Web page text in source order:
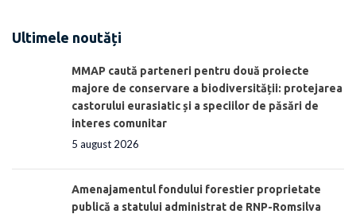
Ultimele noutăți
MMAP caută parteneri pentru două proiecte
majore de conservare a biodiversității: protejarea
castorului eurasiatic și a speciilor de păsări de
interes comunitar
5 august 2026
Amenajamentul fondului forestier proprietate
publică a statului administrat de RNP-Romsilva